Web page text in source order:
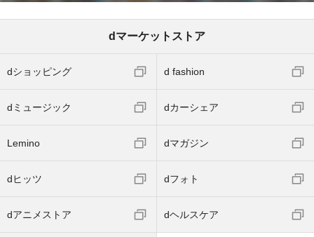
dマーケットストア
dショッピング d fashion
dミュージック dカーシェア
Lemino dマガジン
dヒッツ dフォト
dアニメストア dヘルスケア